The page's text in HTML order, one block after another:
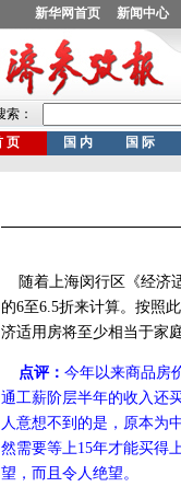
随着上海闵行区《经济
的6至6.5折来计算。按照
济适用房将至少相当于家
点评： 今年以来商品房
通工薪阶层半年的收入还
人意想不到的是，原本为
然需要等上15年才能买得
望，而且令人绝望。